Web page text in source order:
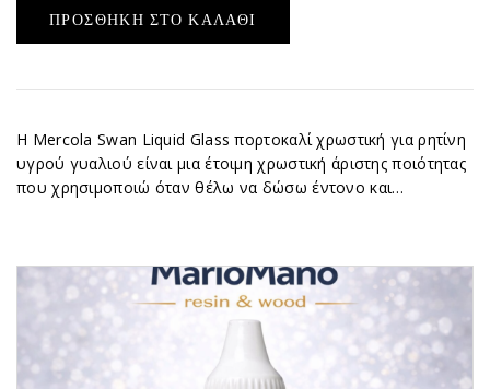
ΠΡΟΣΘΉΚΗ ΣΤΟ ΚΑΛΆΘΙ
Η Mercola Swan Liquid Glass πορτοκαλί χρωστική για ρητίνη
υγρού γυαλιού είναι μια έτοιμη χρωστική άριστης ποιότητας
που χρησιμοποιώ όταν θέλω να δώσω έντονο και…